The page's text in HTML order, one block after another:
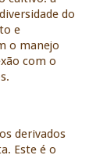
do
e
o manejo
com o
derivados
Este é o